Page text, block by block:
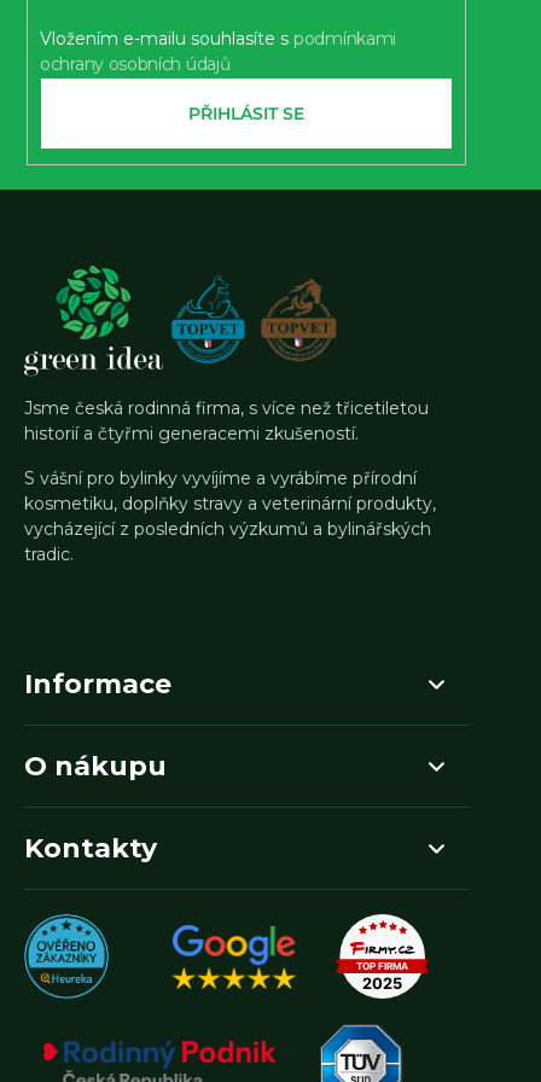
Vložením e-mailu souhlasíte s podmínkami
ochrany osobních údajů
PŘIHLÁSIT SE
Jsme česká rodinná firma, s více než třicetiletou
historií a čtyřmi generacemi zkušeností.
S vášní pro bylinky vyvíjíme a vyrábíme přírodní
kosmetiku, doplňky stravy a veterinární produkty,
vycházející z posledních výzkumů a bylinářských
tradic.
Informace
O nákupu
Kontakty